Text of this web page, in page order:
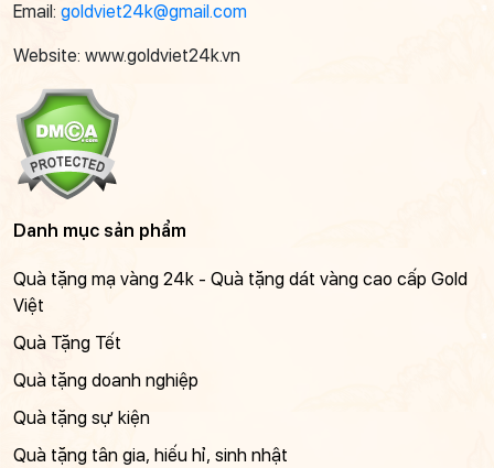
Email: goldviet24k@gmail.com
Website: www.goldviet24k.vn
Danh mục sản phẩm
Quà tặng mạ vàng 24k - Quà tặng dát vàng cao cấp Gold
Việt
Quà Tặng Tết
Quà tặng doanh nghiệp
Quà tặng sự kiện
Quà tặng tân gia, hiếu hỉ, sinh nhật